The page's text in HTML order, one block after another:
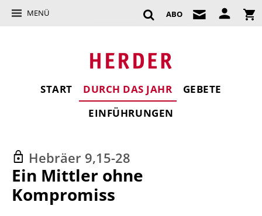
MENÜ ABO
START DURCH DAS JAHR
GEBETE
EINFÜHRUNGEN
Hebräer 9,15-28
:
Ein Mittler ohne
Kompromiss